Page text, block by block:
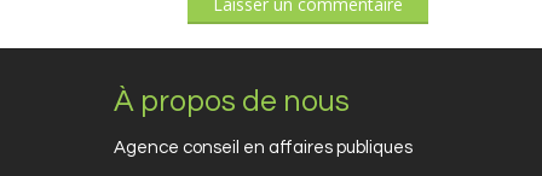
À propos de nous
Agence conseil en affaires publiques